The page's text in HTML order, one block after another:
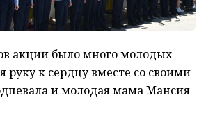
акции было много молодых
к сердцу вместе со своими
и молодая мама Мансия